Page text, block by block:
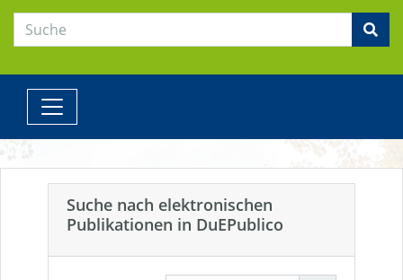
Suche nach elektronischen
Publikationen in DuEPublico